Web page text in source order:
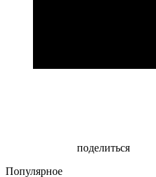
поделиться
Популярное